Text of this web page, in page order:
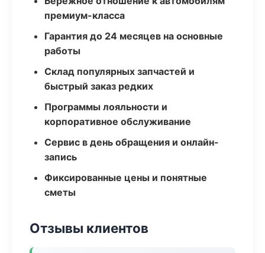
премиум-класса
Гарантия до 24 месяцев на основные
работы
Склад популярных запчастей и
быстрый заказ редких
Программы лояльности и
корпоративное обслуживание
Сервис в день обращения и онлайн-
запись
Фиксированные цены и понятные
сметы
Отзывы клиентов